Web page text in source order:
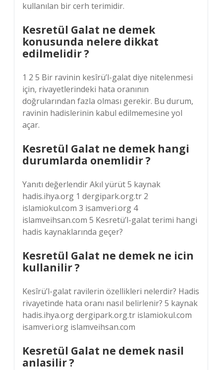
kullanılan bir cerh terimidir.
Kesretül Galat ne demek
konusunda nelere dikkat
edilmelidir ?
1 2 5 Bir ravinin kesîrü’l-galat diye nitelenmesi
için, rivayetlerindeki hata oranının
doğrularından fazla olması gerekir. Bu durum,
ravinin hadislerinin kabul edilmemesine yol
açar.
Kesretül Galat ne demek hangi
durumlarda onemlidir ?
Yanıtı değerlendir Akıl yürüt 5 kaynak
hadis.ihya.org 1 dergipark.org.tr 2
islamiokul.com 3 isamveri.org 4
islamveihsan.com 5 Kesretü’l-galat terimi hangi
hadis kaynaklarında geçer?
Kesretül Galat ne demek ne icin
kullanilir ?
Kesîrü’l-galat ravilerin özellikleri nelerdir? Hadis
rivayetinde hata oranı nasıl belirlenir? 5 kaynak
hadis.ihya.org dergipark.org.tr islamiokul.com
isamveri.org islamveihsan.com
Kesretül Galat ne demek nasil
anlasilir ?